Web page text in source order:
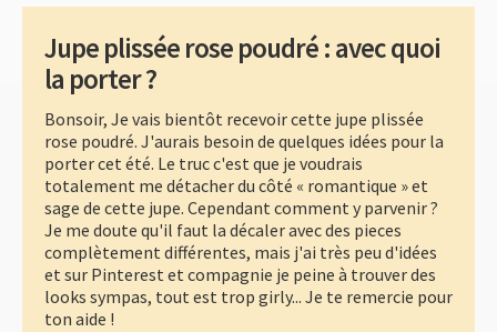
Jupe plissée rose poudré : avec quoi
la porter ?
Bonsoir, Je vais bientôt recevoir cette jupe plissée
rose poudré. J'aurais besoin de quelques idées pour la
porter cet été. Le truc c'est que je voudrais
totalement me détacher du côté « romantique » et
sage de cette jupe. Cependant comment y parvenir ?
Je me doute qu'il faut la décaler avec des pieces
complètement différentes, mais j'ai très peu d'idées
et sur Pinterest et compagnie je peine à trouver des
looks sympas, tout est trop girly... Je te remercie pour
ton aide !